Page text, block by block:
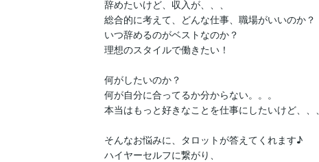
辞めたいけど、収入が、、、
総合的に考えて、どんな仕事、職場がいいのか？
いつ辞めるのがベストなのか？
理想のスタイルで働きたい！
何がしたいのか？
何が自分に合ってるか分からない。。。
本当はもっと好きなことを仕事にしたいけど、、、
そんなお悩みに、タロットが答えてくれます♪
ハイヤーセルフに繋がり、